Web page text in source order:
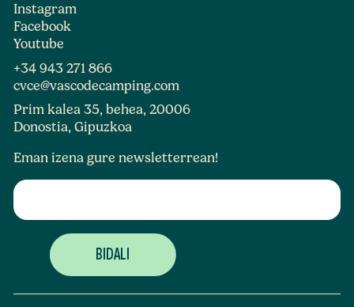
Instagram
Facebook
Youtube
+34 943 271 866
cvce@vascodecamping.com
Prim kalea 35, behea, 20006
Donostia, Gipuzkoa
Eman izena gure newsletterrean!